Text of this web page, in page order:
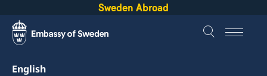
Sweden Abroad
English